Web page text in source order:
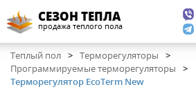
СЕЗОН ТЕПЛА
продажа теплого пола
Теплый пол
Терморегуляторы
Программируемые терморегуляторы
Терморегулятор EcoTerm New